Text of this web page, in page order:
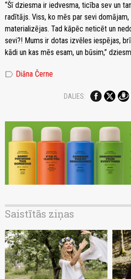
“Šī dziesma ir iedvesma, ticība sev un
radītājs. Viss, ko mēs par sevi
materializējas. Tad kāpēc neticēt un
sevi?! Mums ir dotas izvēles iespējas,
kādi un kas mēs esam, un būsim,”
label Diāna Černe
DALIES:
Saistītās ziņas